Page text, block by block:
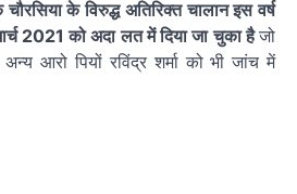
चौरसिया के विरुद्ध अतिरिक्त चालान इस वर्ष
2021 को अदा लत में दिया जा चुका हैजो
आरो पियों रविंद्र शर्मा को भी जांच में